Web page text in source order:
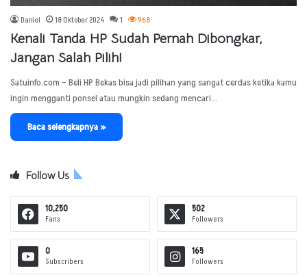
Daniel 18 Oktober 2024 1 968
Kenali Tanda HP Sudah Pernah Dibongkar,
Jangan Salah Pilih!
Satuinfo.com – Beli HP Bekas bisa jadi pilihan yang sangat cerdas ketika kamu
ingin mengganti ponsel atau mungkin sedang mencari…
Baca selengkapnya »
Follow Us
10,250
Fans
502
Followers
0
Subscribers
165
Followers